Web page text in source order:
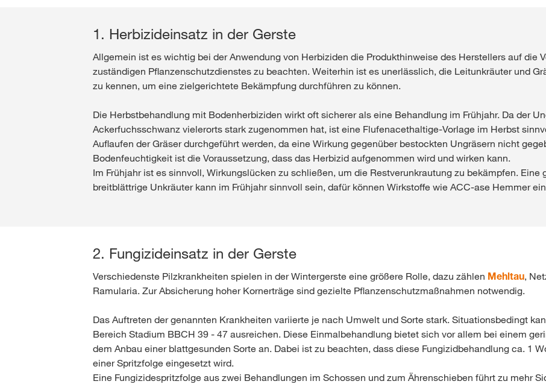
1. Herbizideinsatz in der Gerste
Allgemein ist es wichtig bei der Anwendung von Herbiziden die Produkthinweise des Herstellers auf die
zuständigen Pflanzenschutzdienstes zu beachten. Weiterhin ist es unerlässlich, die Leitunkräuter und
zu kennen, um eine zielgerichtete Bekämpfung durchführen zu können.
Die Herbstbehandlung mit Bodenherbiziden wirkt oft sicherer als eine Behandlung im Frühjahr. Da der
Ackerfuchsschwanz vielerorts stark zugenommen hat, ist eine Flufenacethaltige-Vorlage im Herbst
Auflaufen der Gräser durchgeführt werden, da eine Wirkung gegenüber bestockten Ungräsern nicht
Bodenfeuchtigkeit ist die Voraussetzung, dass das Herbizid aufgenommen wird und wirken kann.
Im Frühjahr ist es sinnvoll, Wirkungslücken zu schließen, um die Restverunkrautung zu bekämpfen.
breitblättrige Unkräuter kann im Frühjahr sinnvoll sein, dafür können Wirkstoffe wie ACC-ase Hemmer
2. Fungizideinsatz in der Gerste
Verschiedenste Pilzkrankheiten spielen in der Wintergerste eine größere Rolle, dazu zählen Mehltau,
Ramularia. Zur Absicherung hoher Kornerträge sind gezielte Pflanzenschutzmaßnahmen notwendig.
Das Auftreten der genannten Krankheiten variierte je nach Umwelt und Sorte stark. Situationsbedingt
Bereich Stadium BBCH 39 - 47 ausreichen. Diese Einmalbehandlung bietet sich vor allem bei einem
dem Anbau einer blattgesunden Sorte an. Dabei ist zu beachten, dass diese Fungizidbehandlung ca. 1
einer Spritzfolge eingesetzt wird.
Eine Fungizidespritzfolge aus zwei Behandlungen im Schossen und zum Ährenschieben führt zu mehr